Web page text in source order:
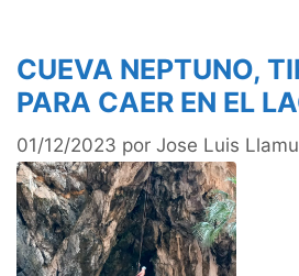
CUEVA NEPTUNO,
PARA CAER EN EL
01/12/2023 por Jose Luis